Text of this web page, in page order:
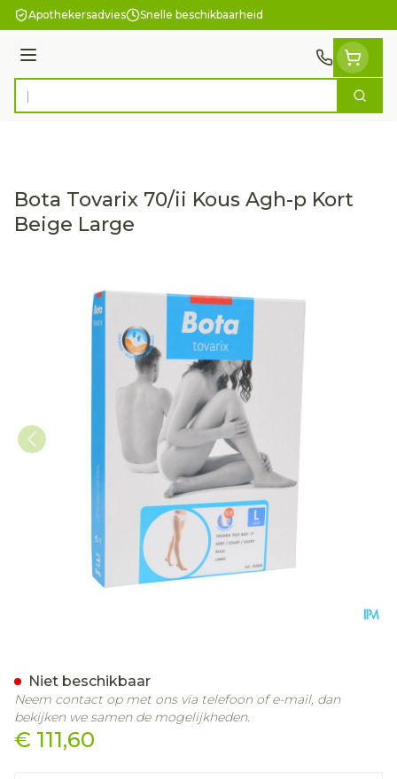
Ga naar de inhoud
Apothekersadvies Snelle beschikbaarheid
Menu
Product, merk, categorie... Zoek
Bota Tovarix 70/ii Kous Agh-p Kort
Beige Large
€ 111,60
Niet beschikbaar
Neem contact op met ons via telefoon of e-mail, dan
bekijken we samen de mogelijkheden.